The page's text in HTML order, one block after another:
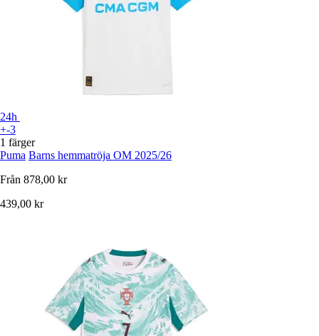
24h
+-3
1 färger
Puma Barns hemmatröja OM 2025/26
Från 878,00 kr
439,00 kr